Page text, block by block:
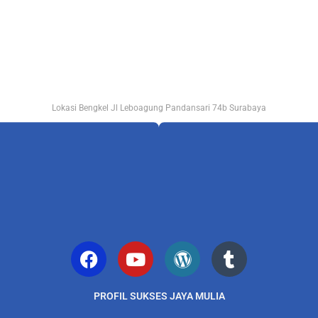
Lokasi Bengkel Jl Leboagung Pandansari 74b Surabaya
PROFIL SUKSES JAYA MULIA